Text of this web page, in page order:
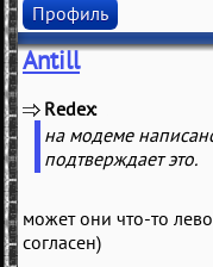
Профиль
Antill
Redex
на модеме
подтверждает это.
может они что-то
согласен)